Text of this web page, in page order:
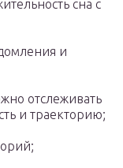
сна с
и
отслеживать
и траекторию;